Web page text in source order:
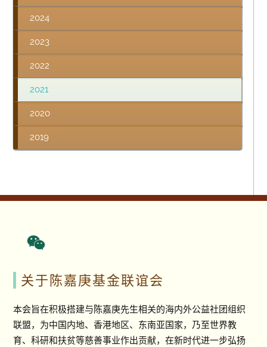
2024
2023
2022
2021
2020
2019
关于陈嘉庚基金联谊会
本会旨在积极搭建与陈嘉庚先生相关的海内外公益社团组织
联盟，为中国内地、香港地区、东南亚国家，乃至世界教
育、科研和扶贫等慈善事业作出贡献，在新时代进一步弘扬